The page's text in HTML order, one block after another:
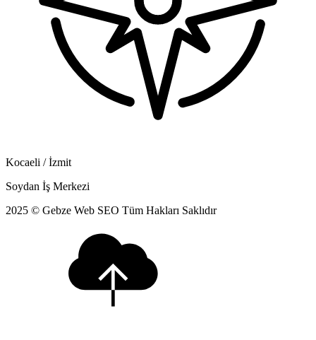
Kocaeli / İzmit
Soydan İş Merkezi
2025 © Gebze Web SEO Tüm Hakları Saklıdır